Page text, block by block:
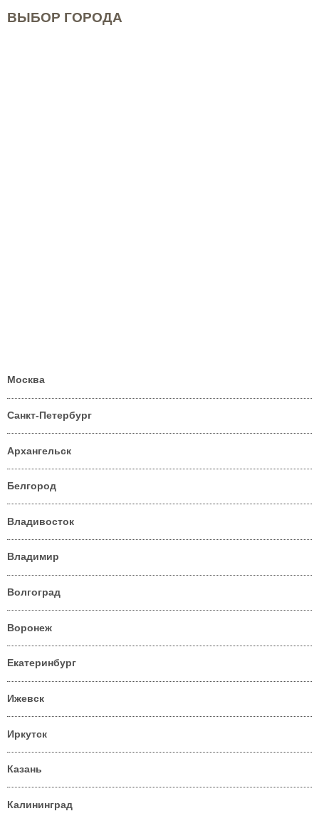
ВЫБОР ГОРОДА
Москва
Санкт-Петербург
Архангельск
Белгород
Владивосток
Владимир
Волгоград
Воронеж
Екатеринбург
Ижевск
Иркутск
Казань
Калининград